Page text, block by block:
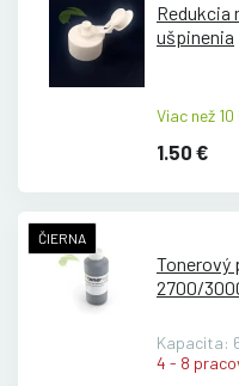
Redukcia
ušpinenia
Viac než 10
1.50 €
ČIERNA
Tonerový
2700/
Kapacita:
4 - 8